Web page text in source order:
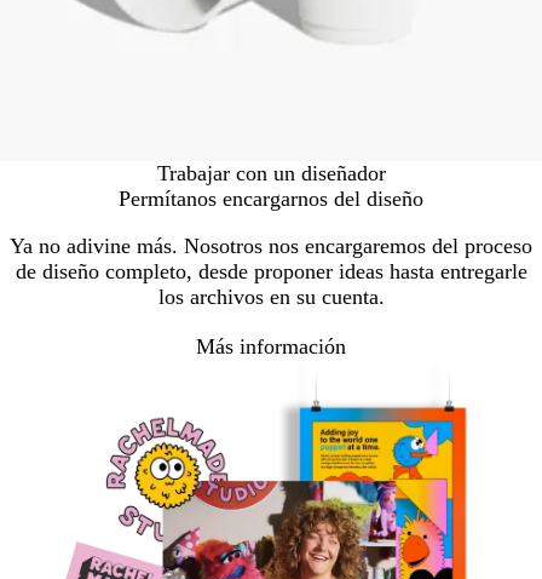
Trabajar con un diseñador
Permítanos encargarnos del diseño
Ya no adivine más. Nosotros nos encargaremos del proceso
de diseño completo, desde proponer ideas hasta entregarle
los archivos en su cuenta.
Más información